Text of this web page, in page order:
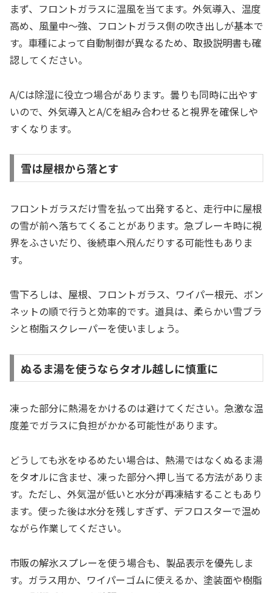
まず、フロントガラスに温風を当てます。外気導入、温度
高め、風量中〜強、フロントガラス側の吹き出しが基本で
す。車種によって自動制御が異なるため、取扱説明書も確
認してください。
A/Cは除湿に役立つ場合があります。曇りも同時に出やす
いので、外気導入とA/Cを組み合わせると視界を確保しや
すくなります。
雪は屋根から落とす
フロントガラスだけ雪を払って出発すると、走行中に屋根
の雪が前へ落ちてくることがあります。急ブレーキ時に視
界をふさいだり、後続車へ飛んだりする可能性もありま
す。
雪下ろしは、屋根、フロントガラス、ワイパー根元、ボン
ネットの順で行うと効率的です。道具は、柔らかい雪ブラ
シと樹脂スクレーパーを使いましょう。
ぬるま湯を使うならタオル越しに慎重に
凍った部分に熱湯をかけるのは避けてください。急激な温
度差でガラスに負担がかかる可能性があります。
どうしても氷をゆるめたい場合は、熱湯ではなくぬるま湯
をタオルに含ませ、凍った部分へ押し当てる方法がありま
す。ただし、外気温が低いと水分が再凍結することもあり
ます。使った後は水分を残しすぎず、デフロスターで温め
ながら作業してください。
市販の解氷スプレーを使う場合も、製品表示を優先しま
す。ガラス用か、ワイパーゴムに使えるか、塗装面や樹脂